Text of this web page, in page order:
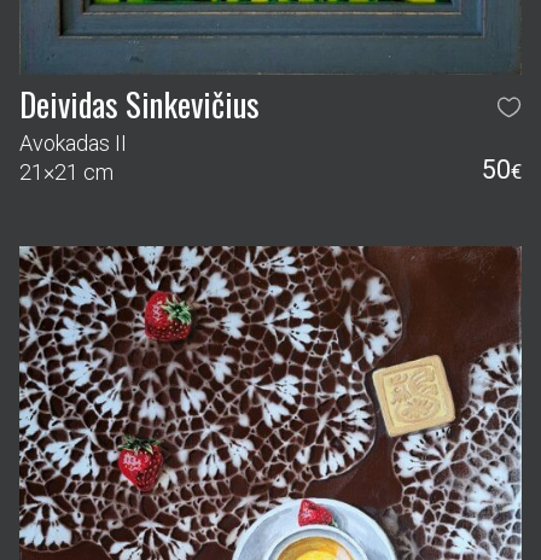
Deividas Sinkevičius
Avokadas II
21×21 cm
50€